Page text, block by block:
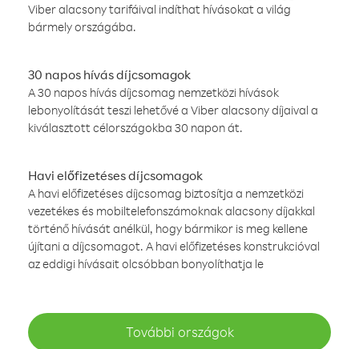
Viber alacsony tarifáival indíthat hívásokat a világ
bármely országába.
30 napos hívás díjcsomagok
A 30 napos hívás díjcsomag nemzetközi hívások
lebonyolítását teszi lehetővé a Viber alacsony díjaival a
kiválasztott célországokba 30 napon át.
Havi előfizetéses díjcsomagok
A havi előfizetéses díjcsomag biztosítja a nemzetközi
vezetékes és mobiltelefonszámoknak alacsony díjakkal
történő hívását anélkül, hogy bármikor is meg kellene
újítani a díjcsomagot. A havi előfizetéses konstrukcióval
az eddigi hívásait olcsóbban bonyolíthatja le
További országok